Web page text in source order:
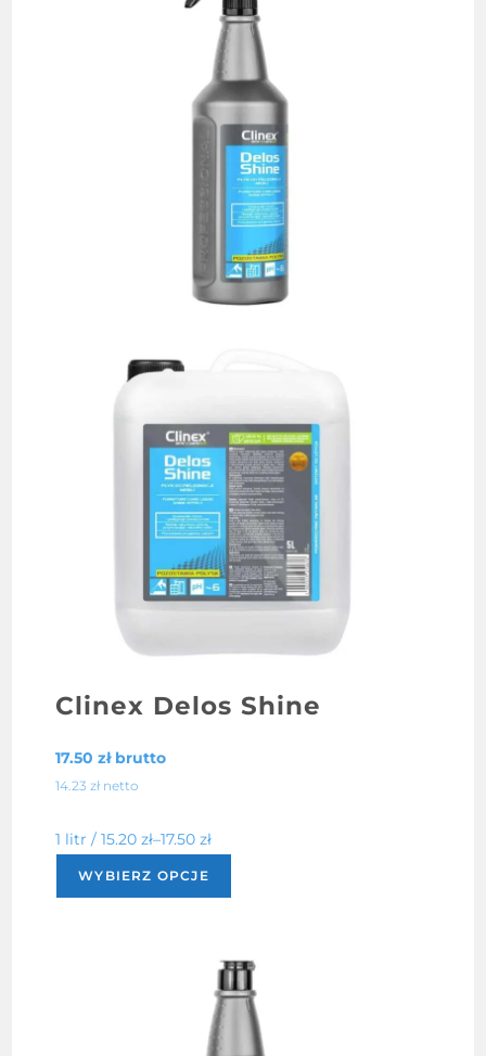
Clinex Delos Shine
17.50złbrutto
14.23 zł netto
1 litr / 15.20zł–17.50zł
WYBIERZ OPCJE
wariantów.
Opcje
można